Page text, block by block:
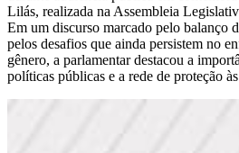
Lilás, realizada na Assembleia
Em um discurso marcado pelo balanço
pelos desafios que ainda persistem no
gênero, a parlamentar destacou a
políticas públicas e a rede de proteção